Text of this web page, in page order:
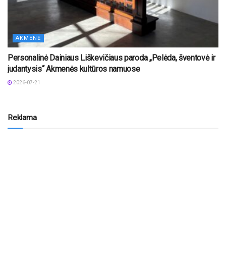
AKMENĖ
Personalinė Dainiaus Liškevičiaus paroda „Pelėda, šventovė ir
judantysis“ Akmenės kultūros namuose
2026-07-21
Reklama